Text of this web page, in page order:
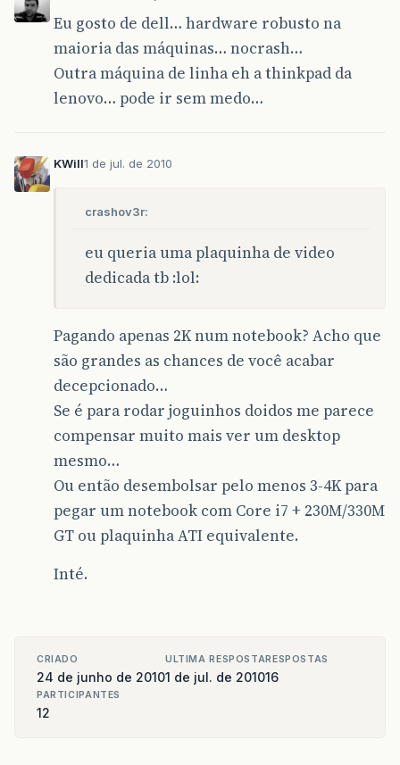
Eu gosto de dell… hardware robusto na
maioria das máquinas… nocrash…
Outra máquina de linha eh a thinkpad da
lenovo… pode ir sem medo…
KWill1 de jul. de 2010
crashov3r:
eu queria uma plaquinha de video
dedicada tb :lol:
Pagando apenas 2K num notebook? Acho que
são grandes as chances de você acabar
decepcionado…
Se é para rodar joguinhos doidos me parece
compensar muito mais ver um desktop
mesmo…
Ou então desembolsar pelo menos 3-4K para
pegar um notebook com Core i7 + 230M/330M
GT ou plaquinha ATI equivalente.
Inté.
CRIADO
24 de junho de 2010
ULTIMA RESPOSTA
1 de jul. de 2010
RESPOSTAS
16
PARTICIPANTES
12